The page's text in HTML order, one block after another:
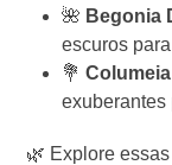
🌺 Begonia
escuros
💐
exuberantes
🌿 Explore